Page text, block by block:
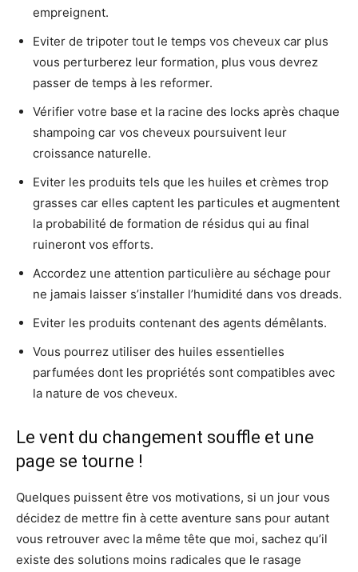
empreignent.
Eviter de tripoter tout le temps vos cheveux car plus
vous perturberez leur formation, plus vous devrez
passer de temps à les reformer.
Vérifier votre base et la racine des locks après chaque
shampoing car vos cheveux poursuivent leur
croissance naturelle.
Eviter les produits tels que les huiles et crèmes trop
grasses car elles captent les particules et augmentent
la probabilité de formation de résidus qui au final
ruineront vos efforts.
Accordez une attention particulière au séchage pour
ne jamais laisser s’installer l’humidité dans vos dreads.
Eviter les produits contenant des agents démêlants.
Vous pourrez utiliser des huiles essentielles
parfumées dont les propriétés sont compatibles avec
la nature de vos cheveux.
Le vent du changement souffle et une
page se tourne !
Quelques puissent être vos motivations, si un jour vous
décidez de mettre fin à cette aventure sans pour autant
vous retrouver avec la même tête que moi, sachez qu’il
existe des solutions moins radicales que le rasage